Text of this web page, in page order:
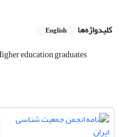
کلیدواژه‌ها English
education graduates